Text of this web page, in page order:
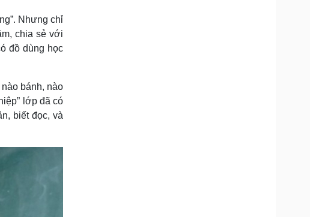
Nhưng chỉ
chia sẻ với
đồ dùng học
bánh, nào
lớp đã có
biết đọc, và